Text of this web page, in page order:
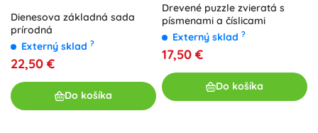
Dienesova základná sada
prírodná
Externý sklad ?
22,50 €
Do košíka
Drevené puzzle zvieratá s
písmenami a číslicami
Externý sklad ?
17,50 €
Do košíka